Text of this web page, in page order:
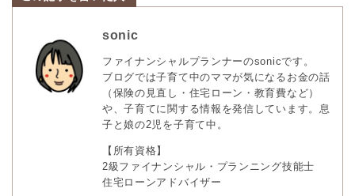
sonic
ファイナンシャルプランナーのsonicです。
ブログでは子育て中のママが気になるお金の話
（保険の見直し・住宅ローン・教育費など）
や、子育てに関する情報を発信しています。息
子と娘の2児を子育て中。
【所有資格】
2級ファイナンシャル・プランニング技能士
住宅ローンアドバイザー